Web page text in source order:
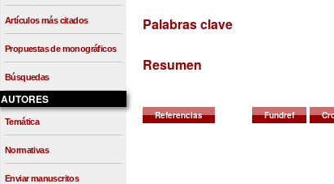
Artículos más citados
Propuestas de monográficos
Búsquedas
AUTORES
Temática
Normativas
Enviar manuscritos
Palabras clave
Resumen
Referencias Fundref